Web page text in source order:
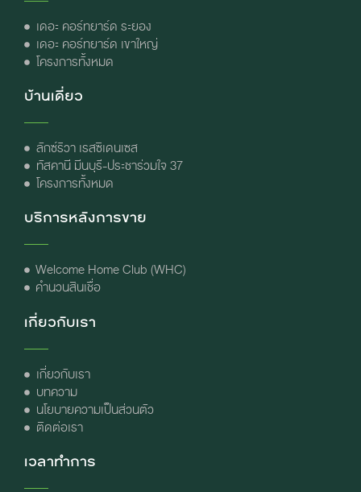
เดอะ คอร์ทยาร์ด ระยอง
เดอะ คอร์ทยาร์ด เขาใหญ่
โครงการทั้งหมด
บ้านเดี่ยว
ลักซ์ริวา เรสซิเดนเซส
ทัสคานี มีนบุรี-ประชาร่วมใจ 37
โครงการทั้งหมด
บริการหลังการขาย
Welcome Home Club (WHC)
คำนวนสินเชื่อ
เกี่ยวกับเรา
เกี่ยวกับเรา
บทความ
นโยบายความเป็นส่วนตัว
ติดต่อเรา
เวลาทำการ